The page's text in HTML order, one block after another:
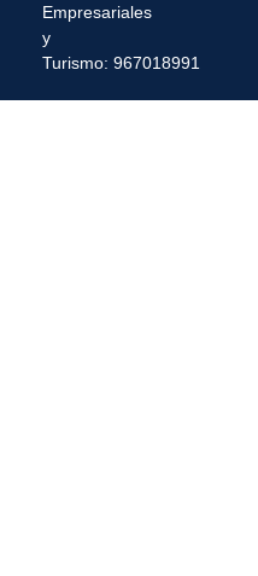
Empresariales
y
Turismo: 967018991